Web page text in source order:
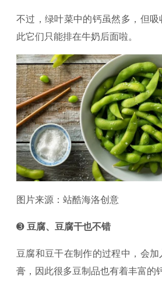
不过，绿叶菜中的钙虽然多，但
此它们只能排在牛奶后面啦。
图片来源：站酷海洛创意
➌ 豆腐、豆腐干也不错
豆腐和豆干在制作的过程中，会
膏，因此很多豆制品也有着丰富的钙